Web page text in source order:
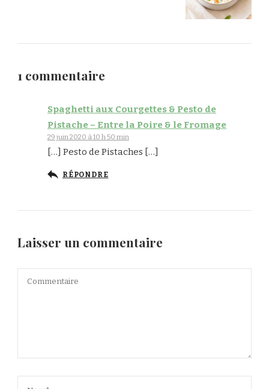
1 commentaire
Spaghetti aux Courgettes & Pesto de
Pistache – Entre la Poire & le Fromage
29 juin 2020 à 10 h 50 min
[…] Pesto de Pistaches […]
RÉPONDRE
Laisser un commentaire